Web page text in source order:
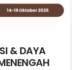
& DAYA